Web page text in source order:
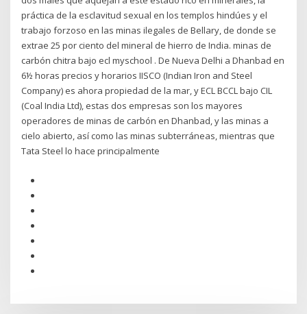
práctica de la esclavitud sexual en los templos hindúes y el
trabajo forzoso en las minas ilegales de Bellary, de donde se
extrae 25 por ciento del mineral de hierro de India. minas de
carbón chitra bajo ecl myschool . De Nueva Delhi a Dhanbad en
6½ horas precios y horarios IISCO (Indian Iron and Steel
Company) es ahora propiedad de la mar, y ECL BCCL bajo CIL
(Coal India Ltd), estas dos empresas son los mayores
operadores de minas de carbón en Dhanbad, y las minas a
cielo abierto, así como las minas subterráneas, mientras que
Tata Steel lo hace principalmente